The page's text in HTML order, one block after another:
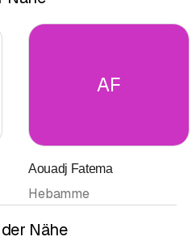
AF
Aouadj Fatema
Hebamme
Nähe